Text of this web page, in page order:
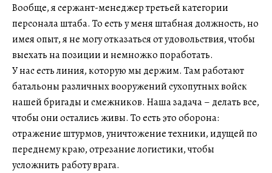
Вообще, я сержант-менеджер третьей категории
персонала штаба. То есть у меня штабная должность, но
имея опыт, я не могу отказаться от удовольствия, чтобы
выехать на позиции и немножко поработать.
У нас есть линия, которую мы держим. Там работают
батальоны различных вооружений сухопутных войск
нашей бригады и смежников. Наша задача – делать все,
чтобы они остались живы. То есть это оборона:
отражение штурмов, уничтожение техники, идущей по
переднему краю, отрезание логистики, чтобы
усложнить работу врага.